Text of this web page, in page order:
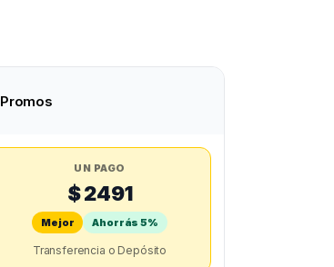
Promos
UN PAGO
$ 2491
Mejor Ahorrás 5%
Transferencia o Depósito